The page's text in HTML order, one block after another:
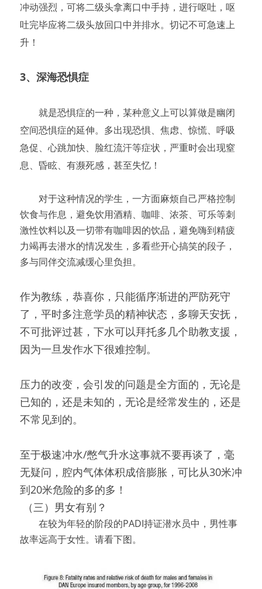
冲动强烈，可将二级头拿离口中手持，进行呕吐，呕
吐完毕应将二级头放回口中并排水。切记不可急速上
升！
3、深海恐惧症
就是恐惧症的一种，某种意义上可以算做是幽闭
空间恐惧症的延伸。多出现恐惧、焦虑、惊慌、呼吸
急促、心跳加快、脸红流汗等症状，严重时会出现窒
息、昏眩、有濒死感，甚至失忆！
对于这种情况的学生，一方面麻烦自己严格控制
饮食与作息，避免饮用酒精、咖啡、浓茶、可乐等刺
激性饮料以及一切带有咖啡因的饮品，避免嗨到精疲
力竭再去潜水的情况发生，多看些开心搞笑的段子，
多与同伴交流减缓心里负担。
作为教练，恭喜你，只能循序渐进的严防死守
了，平时多注意学员的精神状态，多聊天安抚，
不可批评过甚，下水可以拜托多几个助教支援，
因为一旦发作水下很难控制。
压力的改变，会引发的问题是全方面的，无论是
已知的，还是未知的，无论是经常发生的，还是
不常见到的。
至于极速冲水/憋气升水这事就不要再谈了，毫
无疑问，腔内气体体积成倍膨胀，可比从30米冲
到20米危险的多的多！
（三）男女有别？
在较为年轻的阶段的PADI持证潜水员中，男性事
故率远高于女性。请看下图。